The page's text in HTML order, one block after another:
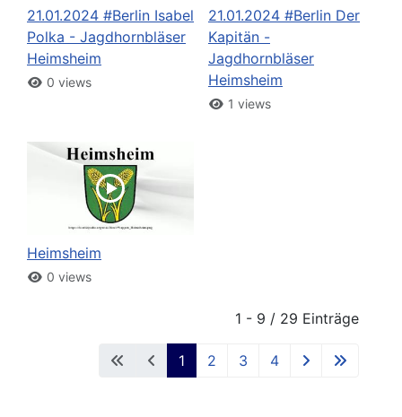
21.01.2024 #Berlin Isabel
Polka - Jagdhornbläser
Heimsheim
0 views
21.01.2024 #Berlin Der
Kapitän -
Jagdhornbläser
Heimsheim
1 views
Heimsheim
0 views
1 - 9 / 29 Einträge
1 2 3 4